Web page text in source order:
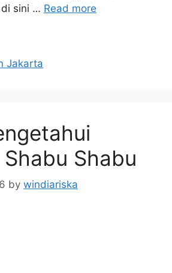
sini … Read more
Jakarta
Shabu
by windiariska